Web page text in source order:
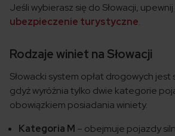
Jeśli wybierasz się do Słowacji,
ubezpieczenie turystyczne.
Rodzaje winiet na Słowacji
Słowacki system opłat drogowych
gdyż wyróżnia tylko dwie kategorie
obowiązkiem posiadania winiety.
Kategoria M – obejmuje pojazdy